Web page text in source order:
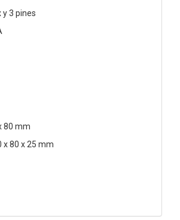
y 3 pines
80 mm
x 80 x 25 mm